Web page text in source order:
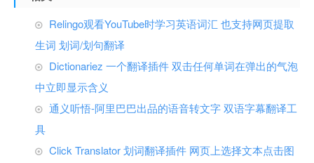
Relingo观看YouTube时学习英语词汇 也支持网页提取
生词 划词/划句翻译
Dictionariez 一个翻译插件 双击任何单词在弹出的气泡
中立即显示含义
通义听悟-阿里巴巴出品的语音转文字 双语字幕翻译工
具
Click Translator 划词翻译插件 网页上选择文本点击图